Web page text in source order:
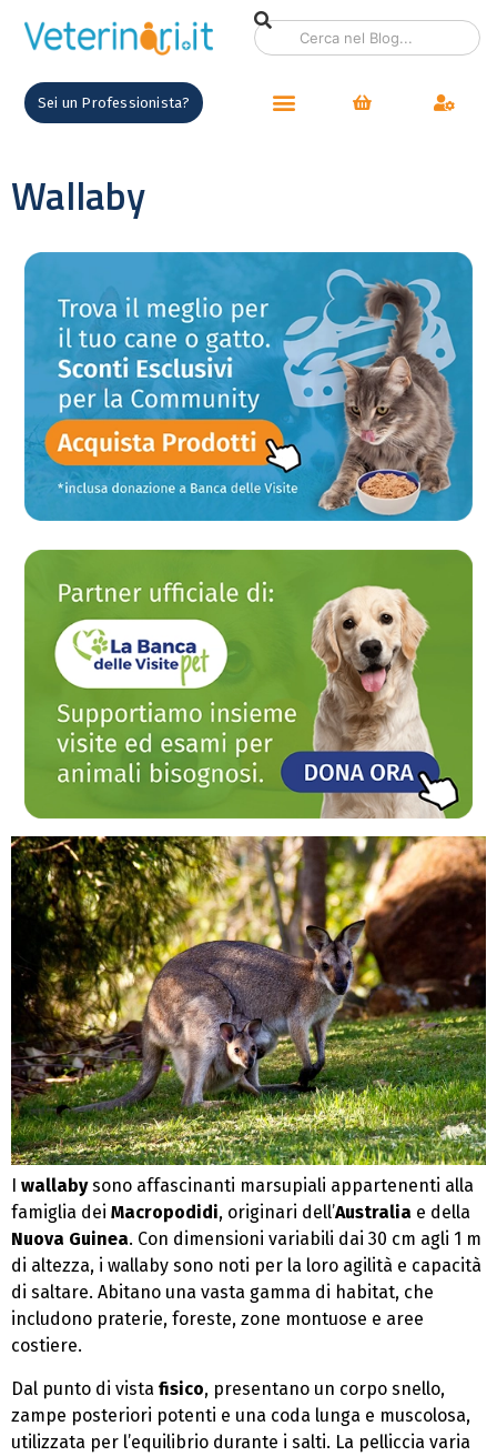
Sei un Professionista?
Wallaby
wallabysono affascinanti marsupiali appartenenti alla
famiglia dei Macropodidi, originari dell’Australia e della
Nuova Guinea. Con dimensioni variabili dai 30 cm agli 1 m
di altezza, i wallaby sono noti per la loro agilità e capacità
di saltare. Abitano una vasta gamma di habitat, che
includono praterie, foreste, zone montuose e aree
costiere.
Dal punto di vista fisico, presentano un corpo snello,
zampe posteriori potenti e una coda lunga e muscolosa,
utilizzata per l’equilibrio durante i salti. La pelliccia varia